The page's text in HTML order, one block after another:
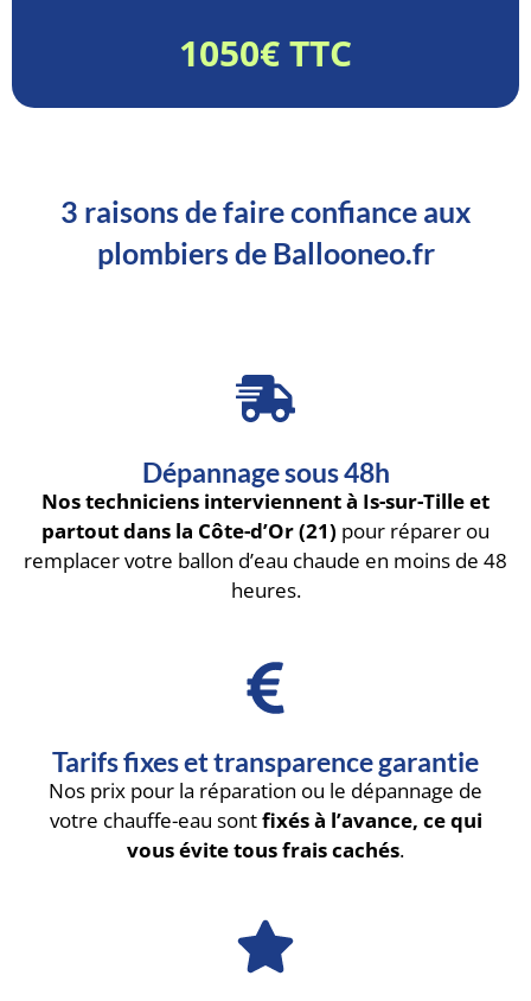
1050€ TTC
3 raisons de faire confiance aux
plombiers de Ballooneo.fr
Dépannage sous 48h
Nos techniciens interviennent à Is-sur-Tille et
partout dans la Côte-d’Or (21) pour réparer ou
remplacer votre ballon d’eau chaude en moins de 48
heures.
Tarifs fixes et transparence garantie
Nos prix pour la réparation ou le dépannage de
votre chauffe-eau sontfixés à l’avance, ce qui
vous évite tous frais cachés.